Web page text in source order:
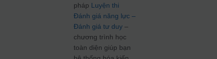
pháp Luyện thi
Đánh giá năng lực –
Đánh giá tư duy –
chương trình học
toàn diện giúp bạn